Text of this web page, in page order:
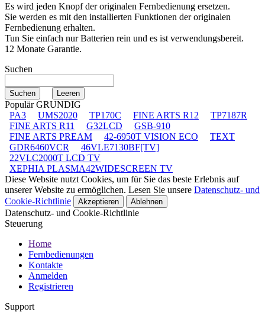
Es wird jeden Knopf der originalen Fernbedienung ersetzen.
Sie werden es mit den installierten Funktionen der originalen
Fernbedienung erhalten.
Tun Sie einfach nur Batterien rein und es ist verwendungsbereit.
12 Monate Garantie.
Suchen
Populär GRUNDIG
PA3
UMS2020 TP170C FINE ARTS R12
TP7187R
FINE ARTS R11
G32LCD
GSB-910
FINE ARTS PREAM
42-6950T VISION ECO
TEXT
GDR6460VCR
46VLE7130BF[TV]
22VLC2000T LCD TV
XEPHIA PLASMA42WIDESCREEN TV
Diese Website nutzt Cookies, um für Sie das beste Erlebnis auf
unserer Website zu ermöglichen. Lesen Sie unsere Datenschutz- und
Cookie-Richtlinie
Akzeptieren Ablehnen
Datenschutz- und Cookie-Richtlinie
Steuerung
Home
Fernbedienungen
Kontakte
Anmelden
Registrieren
Support